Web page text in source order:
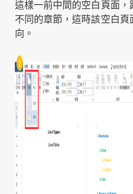
這樣一前中間的空白頁面
不同的章節，這時該空白
向。